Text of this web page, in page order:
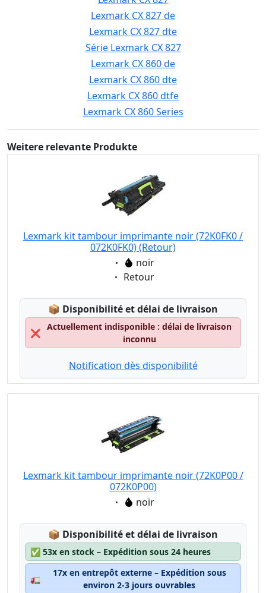
Lexmark CX 827 de
Lexmark CX 827 dte
Série Lexmark CX 827
Lexmark CX 860 de
Lexmark CX 860 dte
Lexmark CX 860 dtfe
Lexmark CX 860 Series
Weitere relevante Produkte
Lexmark kit tambour imprimante noir (72K0FK0 /
072K0FK0) (Retour)
Eigenschaft:
noir
Eigenschaft:
Retour
📦 Lagerstatus:
Disponibilité et délai de livraison
❌
Actuellement indisponible : délai de livraison
inconnu
Notification dès disponibilité
Lexmark kit tambour imprimante noir (72K0P00 /
072K0P00)
Eigenschaft:
noir
📦 Lagerstatus:
Disponibilité et délai de livraison
✅ 53x en stock – Expédition sous 24 heures
🚛
17x en entrepôt externe – Expédition sous
environ 2-3 jours ouvrables